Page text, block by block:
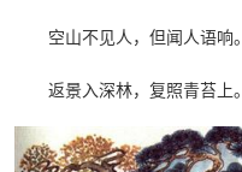
空山不见人，但闻人语响。
返景入深林，复照青苔上。